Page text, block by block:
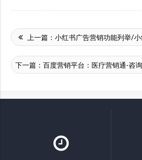
上一篇：小红书广告营销功能列举/小红
下一篇：百度营销平台：医疗营销通-咨询&